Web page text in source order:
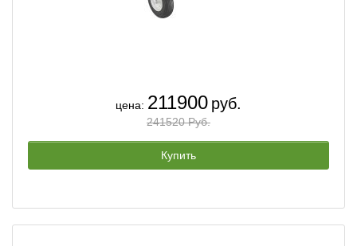
цена: 211900 руб.
241520 Руб.
Купить